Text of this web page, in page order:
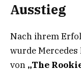
Ausstieg
Nach ihrem
wurde Mercedes
von „The